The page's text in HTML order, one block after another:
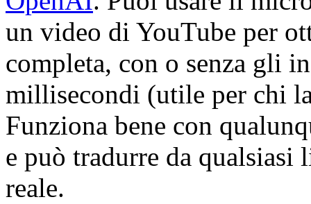
un video di YouTube per
completa, con o senza gli
millisecondi (utile per chi
Funziona bene con
e può tradurre da
reale.